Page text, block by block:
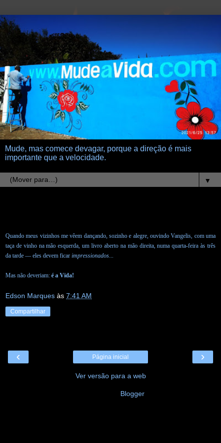
Mude, mas comece devagar, porque a direção é mais
importante que a velocidade.
▼
Quando meus vizinhos me vêem dançando, sozinho e alegre, ouvindo Vangelis, com uma
taça de vinho na mão esquerda, um livro aberto na mão direita, numa quarta-feira às três
da tarde — eles devem ficar impressionados...
Mas não deveriam: é a Vida!
Edson Marques às 7:41 AM
Compartilhar
‹ ›
Página inicial
Ver versão para a web
Blogger.